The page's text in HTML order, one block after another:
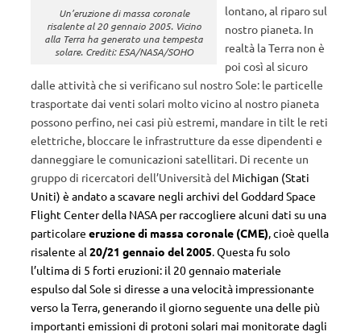
Un’eruzione di massa coronale
risalente al 20 gennaio 2005. Vicino
alla Terra ha generato una tempesta
solare. Crediti: ESA/NASA/SOHO
lontano, al riparo sul
nostro pianeta. In
realtà la Terra non è
poi così al sicuro
dalle attività che si verificano sul nostro Sole: le particelle
trasportate dai venti solari molto vicino al nostro pianeta
possono perfino, nei casi più estremi, mandare in tilt le reti
elettriche, bloccare le infrastrutture da esse dipendenti e
danneggiare le comunicazioni satellitari. Di recente un
gruppo di ricercatori dell’Università del Michigan (Stati
Uniti) è andato a scavare negli archivi del Goddard Space
Flight Center della NASA per raccogliere alcuni dati su una
particolare eruzione di massa coronale (CME), cioè quella
risalente al 20/21 gennaio del 2005. Questa fu solo
l’ultima di 5 forti eruzioni: il 20 gennaio materiale
espulso dal Sole si diresse a una velocità impressionante
verso la Terra, generando il giorno seguente una delle più
importanti emissioni di protoni solari mai monitorate dagli